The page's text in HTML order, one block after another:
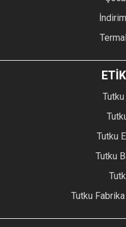
Tutku
Tutku
Tutku